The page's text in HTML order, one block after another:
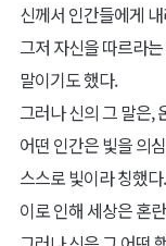
신께서 인간들에게
그저 자신을 따르라
말이기도 했다.
그러나 신의 그 말은,
어떤 인간은 빛을 의
스스로 빛이라 칭했다.
이로 인해 세상은 혼